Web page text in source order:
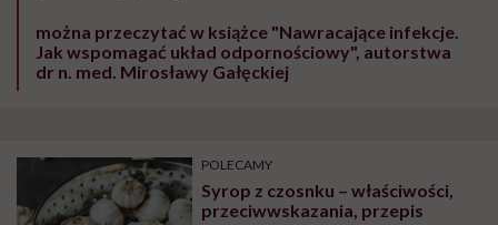
można przeczytać w książce "Nawracające infekcje.
Jak wspomagać układ odpornościowy", autorstwa
dr n. med. Mirosławy Gałęckiej
POLECAMY
Syrop z czosnku – właściwości,
przeciwwskazania, przepis